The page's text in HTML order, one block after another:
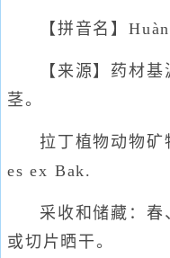
【拼音名】
【来源】药材
茎。
拉丁植物动物
es ex Bak.
采收和储藏：春
或切片晒干。